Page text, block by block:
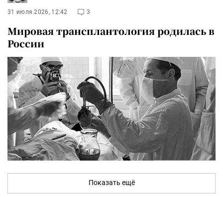
31 июля 2026, 12:42 3
Мировая трансплантология родилась в
России
Показать ещё